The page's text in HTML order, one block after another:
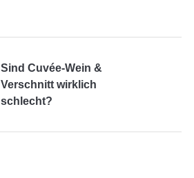
Sind Cuvée-Wein &
Verschnitt wirklich
schlecht?